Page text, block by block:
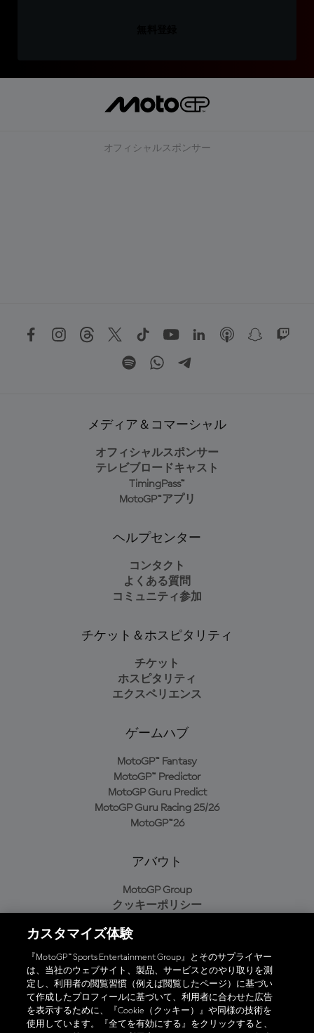
オフィシャルスポンサー
メディア＆コマーシャル
オフィシャルスポンサー
テレビブロードキャスト
TimingPass™
MotoGP™アプリ
ヘルプセンター
コンタクト
よくある質問
コミュニティ参加
チケット＆ホスピタリティ
チケット
ホスピタリティ
エクスペリエンス
ゲームハブ
MotoGP™ Fantasy
MotoGP™ Predictor
MotoGP Guru Predict
MotoGP Guru Racing 25/26
MotoGP™26
アバウト
MotoGP Group
クッキーポリシー
プライバシーポリシー
購入ポリシー
オフィシャルアプリ
カスタマイズ体験
『MotoGP™ Sports Entertainment Group』とそのサプライヤー
は、当社のウェブサイト、製品、サービスとのやり取りを測
定し、利用者の閲覧習慣（例えば閲覧したページ）に基づい
て作成したプロフィールに基づいて、利用者に合わせた広告
を表示するために、『Cookie（クッキー）』や同様の技術を
使用しています。『全てを有効にする』をクリックすると、